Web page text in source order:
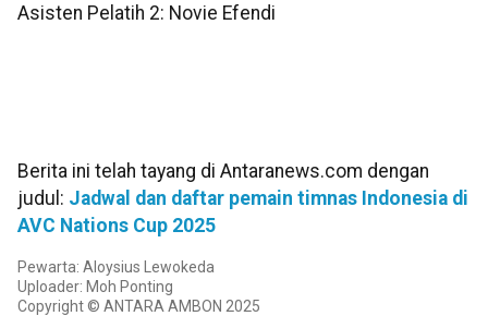
Asisten Pelatih 2: Novie Efendi
Berita ini telah tayang di Antaranews.com dengan
judul: Jadwal dan daftar pemain timnas Indonesia di
AVC Nations Cup 2025
Pewarta: Aloysius Lewokeda
Uploader: Moh Ponting
Copyright © ANTARA AMBON 2025